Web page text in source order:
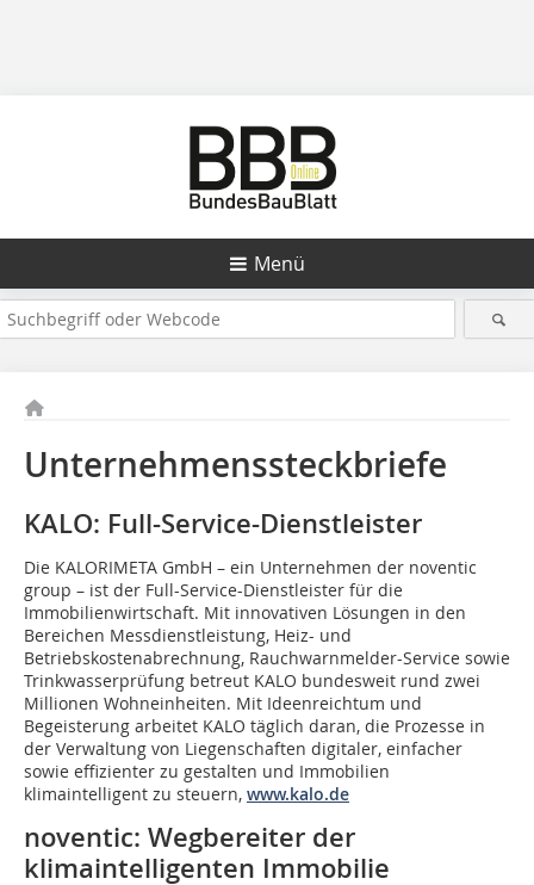
Menü
Unternehmenssteckbriefe
KALO: Full-Service-Dienstleister
Die KALORIMETA GmbH – ein Unternehmen der noventic
group – ist der Full-Service-Dienstleister für die
Immobilienwirtschaft. Mit innovativen Lösungen in den
Bereichen Messdienstleistung, Heiz- und
Betriebskostenabrechnung, Rauchwarnmelder-Service sowie
Trinkwasserprüfung betreut KALO bundesweit rund zwei
Millionen Wohneinheiten. Mit Ideenreichtum und
Begeisterung arbeitet KALO täglich daran, die Prozesse in
der Verwaltung von Liegenschaften digitaler, einfacher
sowie effizienter zu gestalten und Immobilien
klimaintelligent zu steuern, www.kalo.de
noventic: Wegbereiter der
klimaintelligenten Immobilie